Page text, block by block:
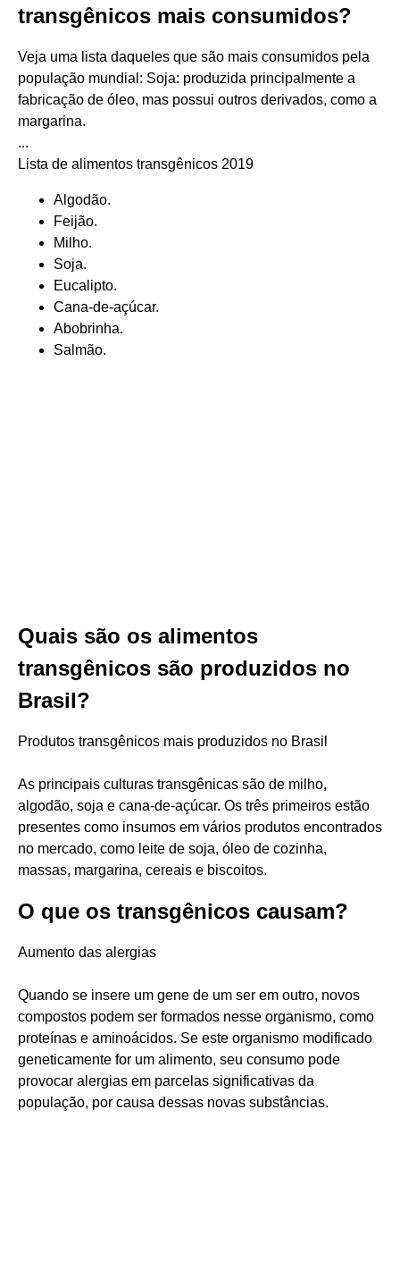
transgênicos mais consumidos?
Veja uma lista daqueles que são mais consumidos pela
população mundial: Soja: produzida principalmente a
fabricação de óleo, mas possui outros derivados, como a
margarina.
...
Lista de alimentos transgênicos 2019
Algodão.
Feijão.
Milho.
Soja.
Eucalipto.
Cana-de-açúcar.
Abobrinha.
Salmão.
Quais são os alimentos
transgênicos são produzidos no
Brasil?
Produtos transgênicos mais produzidos no Brasil
As principais culturas transgênicas são de milho,
algodão, soja e cana-de-açúcar. Os três primeiros estão
presentes como insumos em vários produtos encontrados
no mercado, como leite de soja, óleo de cozinha,
massas, margarina, cereais e biscoitos.
O que os transgênicos causam?
Aumento das alergias
Quando se insere um gene de um ser em outro, novos
compostos podem ser formados nesse organismo, como
proteínas e aminoácidos. Se este organismo modificado
geneticamente for um alimento, seu consumo pode
provocar alergias em parcelas significativas da
população, por causa dessas novas substâncias.